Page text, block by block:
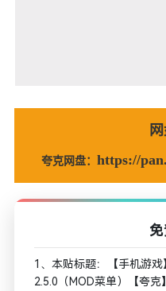
夸克网盘： https://
1、本贴标题：【手机游
2.5.0（MOD菜单）【夸克】